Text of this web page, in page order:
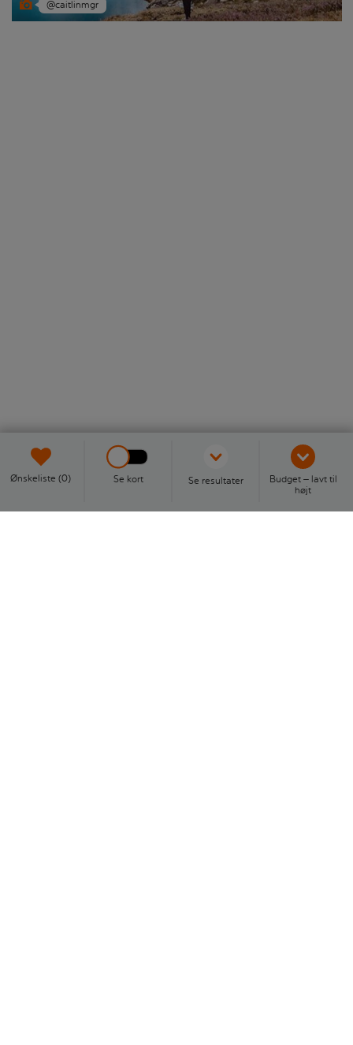
Ønskeliste (0) Se kort Se resultater
Budget – lavt til
højt
@caitlinmgr